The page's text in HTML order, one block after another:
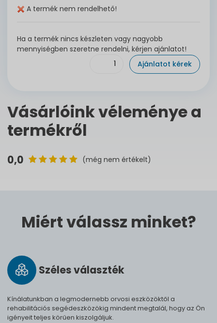
A termék nem rendelhető!
Ha a termék nincs készleten vagy nagyobb
mennyiségben szeretne rendelni, kérjen ajánlatot!
Ajánlatot kérek
Vásárlóink véleménye a
termékről
0,0 (még nem értékelt)
Miért válassz minket?
Széles vá­lasz­ték
Kínálatunkban a legmodernebb orvosi eszközöktől a
rehabilitációs segédeszközökig mindent megtalál, hogy az Ön
igényeit teljes körűen kiszolgáljuk.